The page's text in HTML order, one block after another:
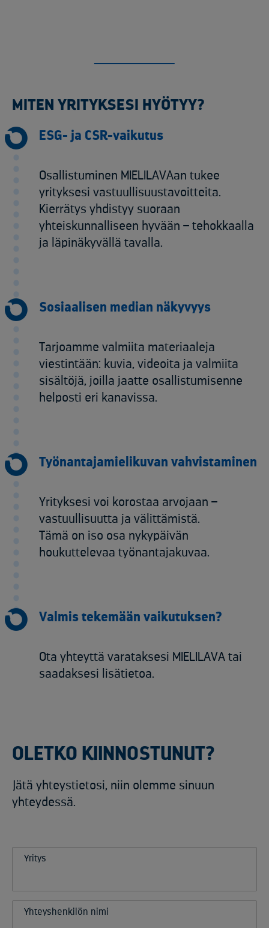
MITEN YRITYKSESI HYÖTYY?
ESG- ja CSR-vaikutus
Osallistuminen MIELILAVAan tukee
yrityksesi vastuullisuustavoitteita.
Kierrätys yhdistyy suoraan
yhteiskunnalliseen hyvään – tehokkaalla
ja läpinäkyvällä tavalla.
Sosiaalisen median näkyvyys
Tarjoamme valmiita materiaaleja
viestintään: kuvia, videoita ja valmiita
sisältöjä, joilla jaatte osallistumisenne
helposti eri kanavissa.
Työnantajamielikuvan vahvistaminen
Yrityksesi voi korostaa arvojaan –
vastuullisuutta ja välittämistä.
Tämä on iso osa nykypäivän
houkuttelevaa työnantajakuvaa.
Valmis tekemään vaikutuksen?
Ota yhteyttä varataksesi MIELILAVA tai
saadaksesi lisätietoa.
OLETKO KIINNOSTUNUT?
Jätä yhteystietosi, niin olemme sinuun
yhteydessä.
Yritys
Yhteyshenkilön nimi